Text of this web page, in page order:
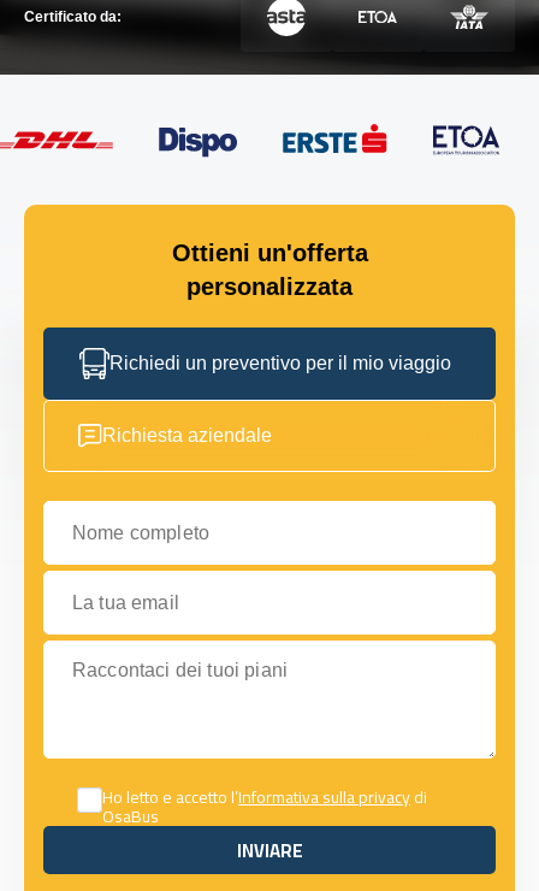
Certificato da:
Ottieni un'offerta
personalizzata
Richiedi un preventivo per il mio viaggio
Richiesta aziendale
Nome completo
La tua email
Raccontaci dei tuoi piani
Ho letto e accetto l’Informativa sulla privacydi
OsaBus
INVIARE
INVIARE